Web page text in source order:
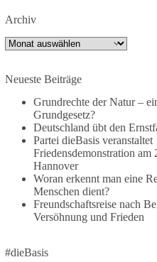
239 36
DieBasis
🕊 Wir wollen den Krieg mit
Am 20. Juni 2026 fand in
Brandenburger Tor die
Motto „Russland ist nicht unser
Hier ein Auszug aus der Rede
Bundestagsabgeordneten Sevim
Archiv
Archiv
Neueste Beiträge
Grundrechte der Natur –
Grundgesetz?
Deutschland übt den
Partei dieBasis veranstaltet
Friedensdemonstration am
Hannover
Woran erkennt man eine
Menschen dient?
Freundschaftsreise nach
Versöhnung und Frieden
#dieBasis